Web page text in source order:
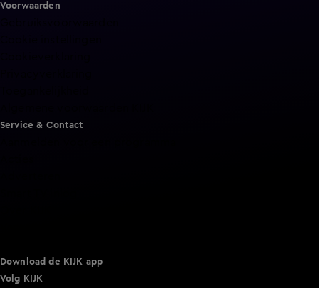
Voorwaarden
Service & Contact
Download de KIJK app
Volg KIJK